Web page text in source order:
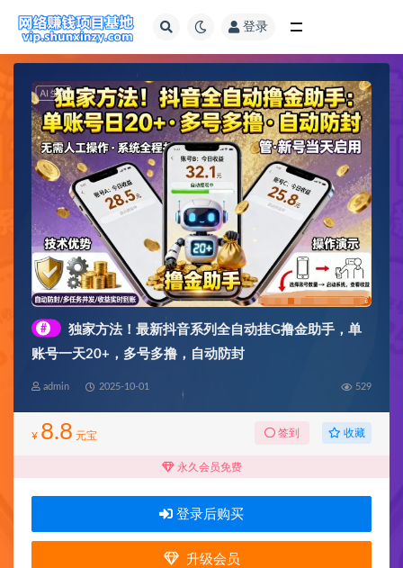
登录
#
独家方法！最新抖音系列全自动挂G撸金助手，单
账号一天20+，多号多撸，自动防封
admin 2025-10-01 529
¥ 8.8 元宝 签到 收藏
永久会员免费
登录后购买
升级会员